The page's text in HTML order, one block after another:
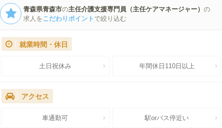
青森県青森市の主任介護支援専門員（主任ケアマネージャー）の
求人をこだわりポイント で絞り込む
就業時間・休日
土日祝休み 年間休日110日以上
アクセス
車通勤可 駅orバス停近い